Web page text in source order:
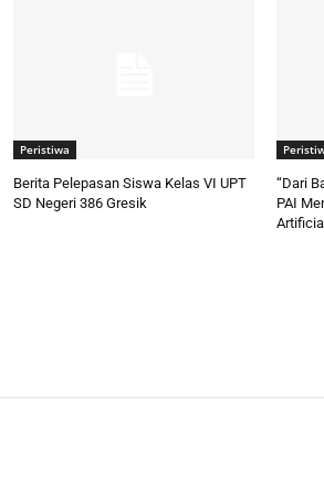
Peristiwa
Berita Pelepasan Siswa Kelas VI UPT
SD Negeri 386 Gresik
“Dari
PAI